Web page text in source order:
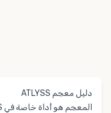
دليل معجم ATLYSS